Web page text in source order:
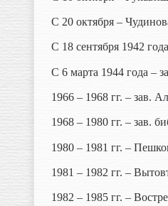
С 20 октября –
С 18 сентября 1942
С 6 марта 1944 года –
1966 – 1968 гг. – зав.
1968 – 1980 гг. – зав.
1980 – 1981 гг. –
1981 – 1982 гг. –
1982 – 1985 гг. –